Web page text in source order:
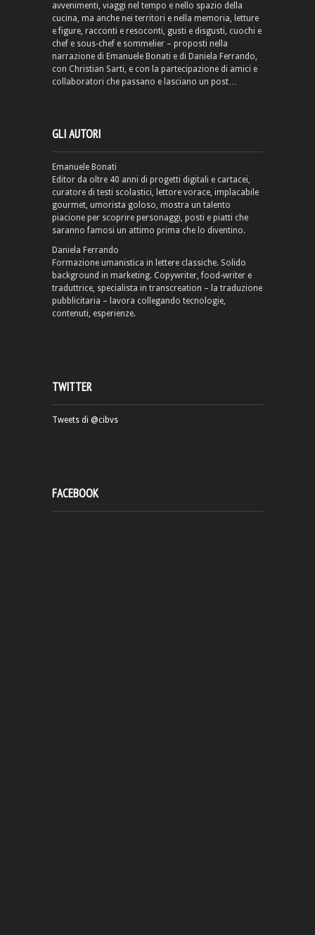
avvenimenti, viaggi nel tempo e nello spazio della
cucina, ma anche nei territori e nella memoria, letture
e figure, racconti e resoconti, gusti e disgusti, cuochi e
chef e sous-chef e sommelier – proposti nella
narrazione di Emanuele Bonati e di Daniela Ferrando,
con Christian Sarti, e con la partecipazione di amici e
collaboratori che passano e lasciano un post…
GLI AUTORI
Emanuele Bonati
Editor da oltre 40 anni di progetti digitali e cartacei,
curatore di testi scolastici, lettore vorace, implacabile
gourmet, umorista goloso, mostra un talento
piacione per scoprire personaggi, posti e piatti che
saranno famosi un attimo prima che lo diventino.
Daniela Ferrando
Formazione umanistica in lettere classiche. Solido
background in marketing. Copywriter, food-writer e
traduttrice, specialista in transcreation – la traduzione
pubblicitaria – lavora collegando tecnologie,
contenuti, esperienze.
TWITTER
Tweets di @cibvs
FACEBOOK